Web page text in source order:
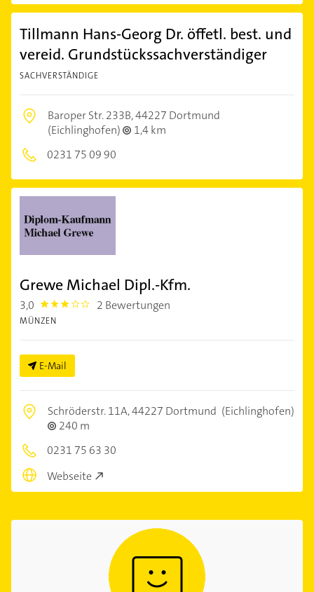
Tillmann Hans-Georg Dr. öffetl. best. und
vereid. Grundstückssachverständiger
SACHVERSTÄNDIGE
Baroper Str. 233B,44227 Dortmund
(Eichlinghofen)
1,4 km
0231 75 09 90
Grewe Michael Dipl.-Kfm.
3,0 3.0 2 Bewertungen
MÜNZEN
E-Mail
Schröderstr. 11A,44227 Dortmund (Eichlinghofen)
240 m
0231 75 63 30
Webseite